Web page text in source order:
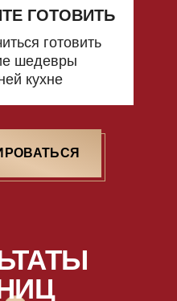
ГОТОВИТЬ
готовить
шедевры
кухне